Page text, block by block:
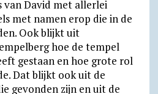
van David met allerlei
met namen erop die in de
Ook blijkt uit
hoe de tempel
gestaan en hoe grote rol
Dat blijkt ook uit de
gevonden zijn en uit de